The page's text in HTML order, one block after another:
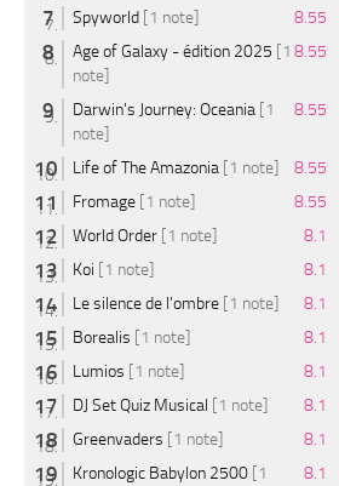
Spyworld [1 note]
8.55
Age of Galaxy - édition 2025 [1
note]
8.55
Darwin's Journey: Oceania [1
note]
8.55
Life of The Amazonia [1 note]
8.55
Fromage [1 note]
8.55
World Order [1 note]
8.1
Koi [1 note]
8.1
Le silence de l'ombre [1 note]
8.1
Borealis [1 note]
8.1
Lumios [1 note]
8.1
DJ Set Quiz Musical [1 note]
8.1
Greenvaders [1 note]
8.1
Kronologic Babylon 2500 [1
8.1